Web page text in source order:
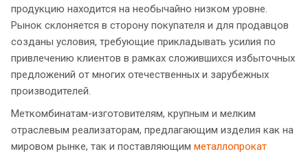
продукцию находится на необычайно низком уровне.
Рынок склоняется в сторону покупателя и для продавцов
созданы условия, требующие прикладывать усилия по
привлечению клиентов в рамках сложившихся избыточных
предложений от многих отечественных и зарубежных
производителей.
Меткомбинатам-изготовителям, крупным и мелким
отраслевым реализаторам, предлагающим изделия как на
мировом рынке, так и поставляющим металлопрокат